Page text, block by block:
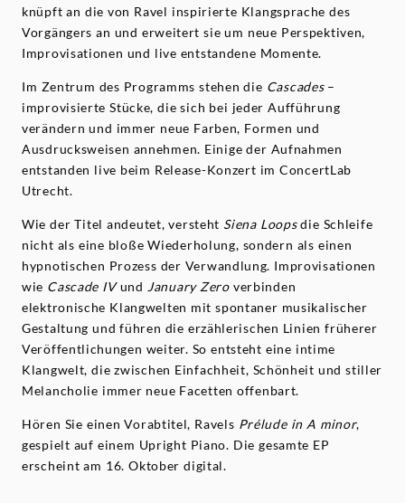
knüpft an die von Ravel inspirierte Klangsprache des
Vorgängers an und erweitert sie um neue Perspektiven,
Improvisationen und live entstandene Momente.
Im Zentrum des Programms stehen die Cascades –
improvisierte Stücke, die sich bei jeder Aufführung
verändern und immer neue Farben, Formen und
Ausdrucksweisen annehmen. Einige der Aufnahmen
entstanden live beim Release-Konzert im ConcertLab
Utrecht.
Wie der Titel andeutet, versteht Siena Loopsdie Schleife
nicht als eine bloße Wiederholung, sondern als einen
hypnotischen Prozess der Verwandlung. Improvisationen
wie Cascade IVund January Zero verbinden
elektronische Klangwelten mit spontaner musikalischer
Gestaltung und führen die erzählerischen Linien früherer
Veröffentlichungen weiter. So entsteht eine intime
Klangwelt, die zwischen Einfachheit, Schönheit und stiller
Melancholie immer neue Facetten offenbart.
Hören Sie einen Vorabtitel, Ravels Prélude in A minor,
gespielt auf einem Upright Piano. Die gesamte EP
erscheint am 16. Oktober digital.